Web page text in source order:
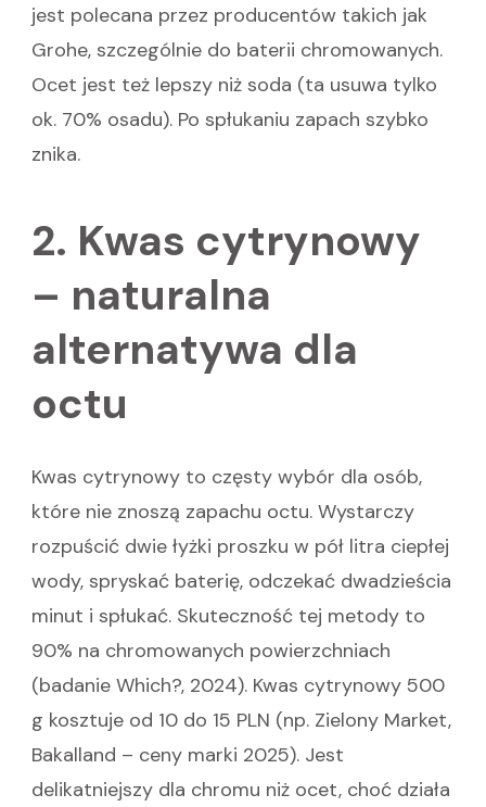
jest polecana przez producentów takich jak
Grohe, szczególnie do baterii chromowanych.
Ocet jest też lepszy niż soda (ta usuwa tylko
ok. 70% osadu). Po spłukaniu zapach szybko
znika.
2. Kwas cytrynowy
– naturalna
alternatywa dla
octu
Kwas cytrynowy to częsty wybór dla osób,
które nie znoszą zapachu octu. Wystarczy
rozpuścić dwie łyżki proszku w pół litra ciepłej
wody, spryskać baterię, odczekać dwadzieścia
minut i spłukać. Skuteczność tej metody to
90% na chromowanych powierzchniach
(badanie Which?, 2024). Kwas cytrynowy 500
g kosztuje od 10 do 15 PLN (np. Zielony Market,
Bakalland – ceny marki 2025). Jest
delikatniejszy dla chromu niż ocet, choć działa